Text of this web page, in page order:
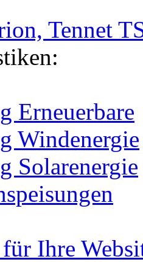
Tennet
Erneuerbare
Windenergie
Solarenergie
Ihre